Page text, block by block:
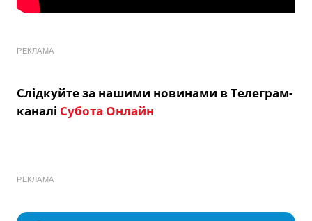
РЕКЛАМА
Слідкуйте за нашими новинами в Телеграм-
каналі Субота Онлайн
РЕКЛАМА